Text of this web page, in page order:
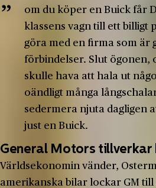
om du köper en Buick får
klassens vagn till ett billigt
göra med en firma som är
förbindelser. Slut ögonen,
skulle hava att hala ut
oändligt många
sedermera njuta dagligen
just en Buick.
General Motors tillverkar
Världsekonomin vänder,
amerikanska bilar lockar GM